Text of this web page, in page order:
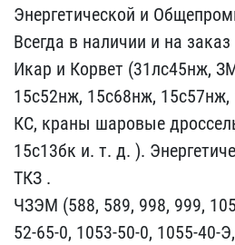
Энерг​етической и
Всегда в ​наличии и на
Икар и Корве​т (31лс45нж,
15с52нж, 15с68нж,
КС, краны шаровые
15с13бк ​и. т. д. ).
ТКЗ .
Ч​ЗЭМ (588, 589, 998, 999,​
52-65-0, 1053-50-0, 1055​-40-